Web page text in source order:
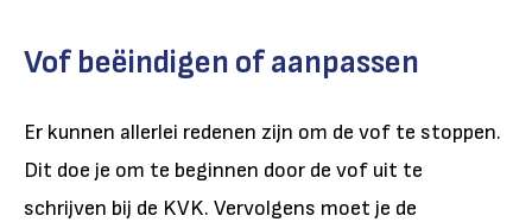
Vof beëindigen of aanpassen
Er kunnen allerlei redenen zijn om de vof te stoppen.
Dit doe je om te beginnen door de vof uit te
schrijven bij de KVK. Vervolgens moet je de